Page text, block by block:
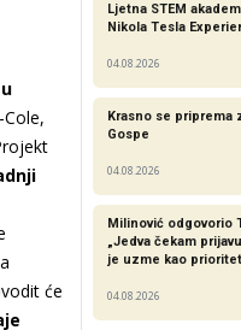
će
Ljetna STEM
Nikola Tesla
04.08.2026
Krasno se priprema
Gospe
04.08.2026
Milinović odgovorio
„Jedva čekam
je uzme kao
04.08.2026